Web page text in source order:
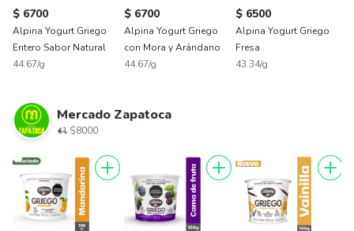
$ 6700
Alpina Yogurt Griego
Entero Sabor Natural
44.67/g
$ 6700
Alpina Yogurt Griego
con Mora y Arándano
44.67/g
$ 6500
Alpina Yogurt Griego
Fresa
43.34/g
Mercado Zapatoca
$8000